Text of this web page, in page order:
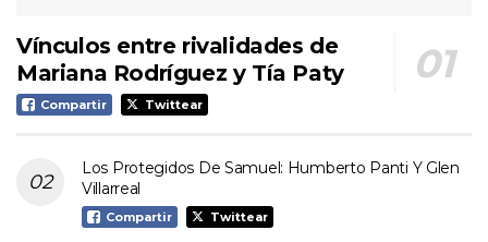
Vínculos entre rivalidades de
Mariana Rodríguez y Tía Paty
Compartir Twittear
Los Protegidos De Samuel: Humberto Panti Y Glen
Villarreal
Compartir Twittear